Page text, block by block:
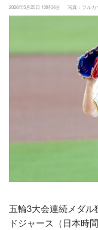
2026年5月20日 10時34分 写真：フルカ
五輪3大会連続メダル
ドジャース（日本時